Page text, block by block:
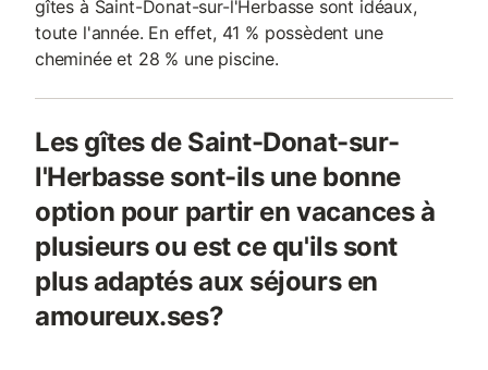
gîtes à Saint-Donat-sur-l'Herbasse sont idéaux,
toute l'année. En effet, 41 % possèdent une
cheminée et 28 % une piscine.
Les gîtes de Saint-Donat-sur-
l'Herbasse sont-ils une bonne
option pour partir en vacances à
plusieurs ou est ce qu'ils sont
plus adaptés aux séjours en
amoureux.ses?